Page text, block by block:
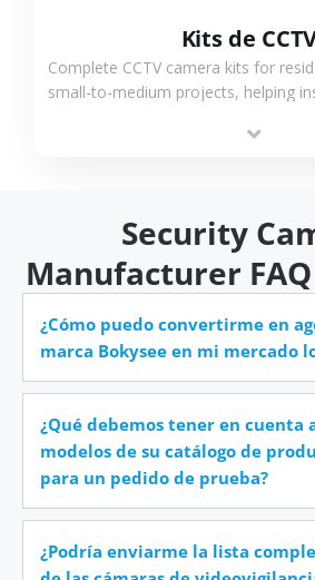
Kits de
Complete CCTV camera kits for
small-to-medium projects, helping
time.
Security
Manufacturer
¿Cómo puedo convertirme en
marca Bokysee en mi mercado
¿Qué debemos tener en cuenta
modelos de su catálogo de
para un pedido de prueba?
¿Podría enviarme la lista